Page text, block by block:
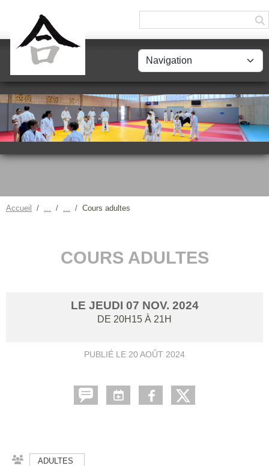
Accueil Cours adultes
COURS ADULTES
LE JEUDI 07 NOV. 2024
DE 20H15 À 21H
PUBLIÉ LE 20 AOÛT 2024
ADULTES